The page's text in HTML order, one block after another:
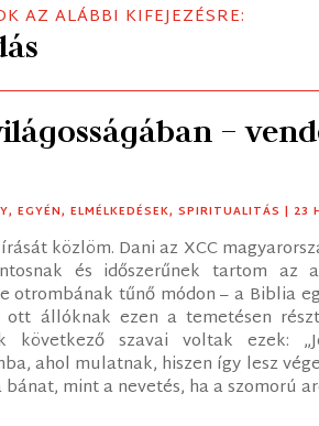
AZ ALÁBBI KIFEJEZÉSRE:
–
,EGYÉN,ELMÉLKEDÉSEK,SPIRITUALITÁS | 23
közlöm. Dani az XCC
és időszerűnek tartom az
otrombának tűnő módon – a Biblia
állóknak ezen a temetésen
következő szavai voltak ezek:
ahol mulatnak, hiszen így lesz
mint a nevetés, ha a szomorú